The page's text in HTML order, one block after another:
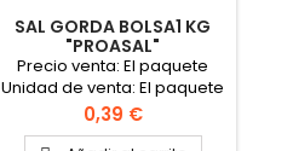
SAL GORDA BOLSA1 KG
"PROASAL"
Precio venta: El paquete
Unidad de venta: El paquete
Formato de la caja: 12
Paquetes
Precio
0,39 €